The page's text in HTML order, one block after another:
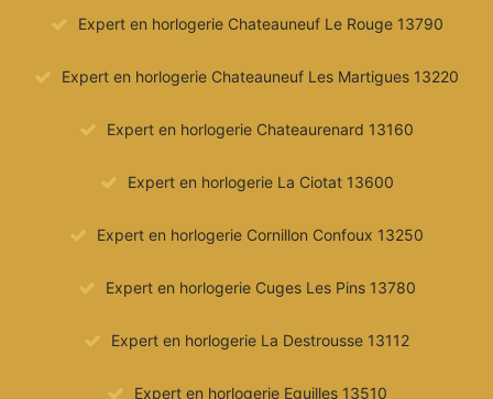
Expert en horlogerie Chateauneuf Le Rouge 13790
Expert en horlogerie Chateauneuf Les Martigues 13220
Expert en horlogerie Chateaurenard 13160
Expert en horlogerie La Ciotat 13600
Expert en horlogerie Cornillon Confoux 13250
Expert en horlogerie Cuges Les Pins 13780
Expert en horlogerie La Destrousse 13112
Expert en horlogerie Eguilles 13510